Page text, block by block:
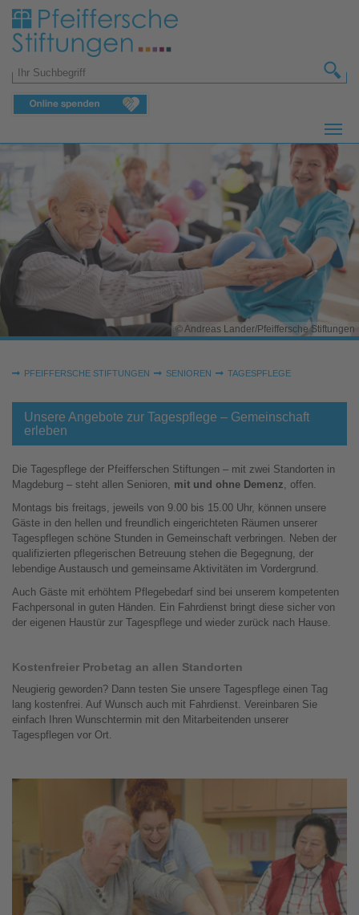
Zum Hauptinhalt springen
Suchformular
© Andreas Lander/Pfeiffersche Stiftungen
Sie sind hier:
PFEIFFERSCHE STIFTUNGEN SENIOREN TAGESPFLEGE
Unsere Angebote zur Tagespflege – Gemeinschaft
erleben
Die Tagespflege der Pfeifferschen Stiftungen – mit zwei Standorten in
Magdeburg – steht allen Senioren, mit und ohne Demenz, offen.
Montags bis freitags, jeweils von 9.00 bis 15.00 Uhr, können unsere
Gäste in den hellen und freundlich eingerichteten Räumen unserer
Tagespflegen schöne Stunden in Gemeinschaft verbringen. Neben der
qualifizierten pflegerischen Betreuung stehen die Begegnung, der
lebendige Austausch und gemeinsame Aktivitäten im Vordergrund.
Auch Gäste mit erhöhtem Pflegebedarf sind bei unserem kompetenten
Fachpersonal in guten Händen. Ein Fahrdienst bringt diese sicher von
der eigenen Haustür zur Tagespflege und wieder zurück nach Hause.
Kostenfreier Probetag an allen Standorten
Neugierig geworden? Dann testen Sie unsere Tagespflege einen Tag
lang kostenfrei. Auf Wunsch auch mit Fahrdienst. Vereinbaren Sie
einfach Ihren Wunschtermin mit den Mitarbeitenden unserer
Tagespflegen vor Ort.